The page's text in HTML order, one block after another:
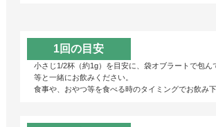
1回の目安
小さじ1/2杯（約1g）を目安に、袋オブラートで包ん
等と一緒にお飲みください。
食事や、おやつ等を食べる時のタイミングでお飲み下